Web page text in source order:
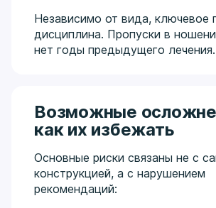
Независимо от вида, ключевое
дисциплина. Пропуски в
нет годы предыдущего лечения.
Возможные
как их избежать
Основные риски связаны не с
конструкцией, а с нарушением
рекомендаций: